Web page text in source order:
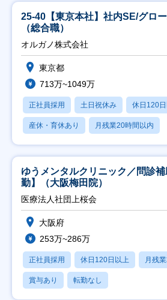
25-40【東京本社】社内SE/グロ
（総合職）
オルガノ株式会社
東京都
713万~1049万
正社員採用 土日祝休み 休日120
産休・育休あり 月残業20時間以内
ゆうメンタルクリニック／問診
勤】（大阪梅田院）
医療法人社団上桜会
大阪府
253万~286万
正社員採用 休日120日以上 月残
賞与あり 転勤なし